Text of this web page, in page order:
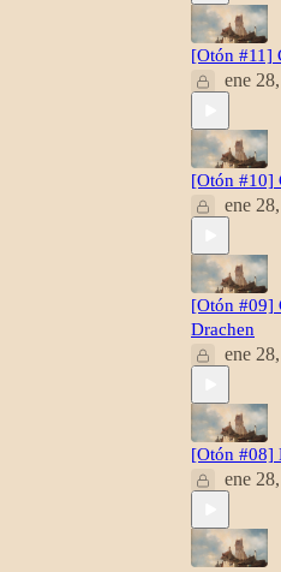
[Otón #11]
ene
[Otón #10]
ene
[Otón #09]
Drachen
ene
[Otón #08]
ene